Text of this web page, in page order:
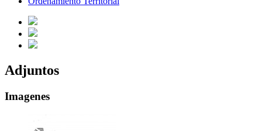
Adjuntos
Imagenes